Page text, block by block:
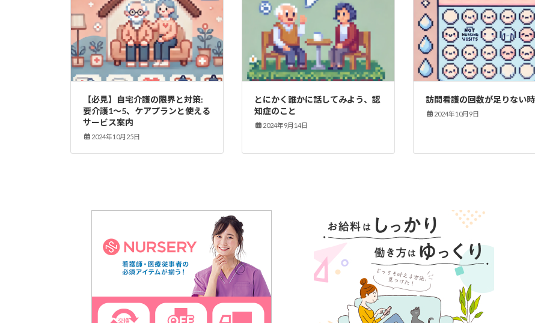
【必見】自宅介護の限界と対策:
要介護1～5、ケアプランと使える
サービス案内
2024年10月25日
とにかく誰かに話してみよう、認
知症のこと
2024年9月14日
訪問看護の回数が足りない
2024年10月9日